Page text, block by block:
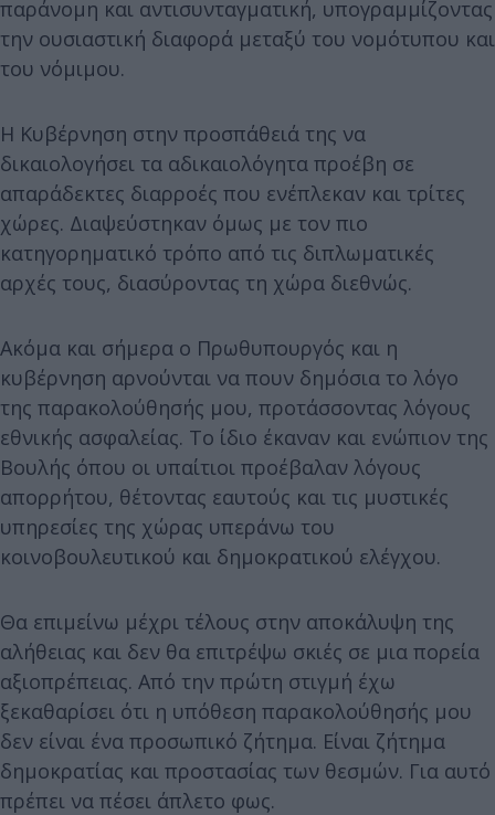
παράνομη και αντισυνταγματική, υπογραμμίζοντας
την ουσιαστική διαφορά μεταξύ του νομότυπου και
του νόμιμου.
Η Κυβέρνηση στην προσπάθειά της να
δικαιολογήσει τα αδικαιολόγητα προέβη σε
απαράδεκτες διαρροές που ενέπλεκαν και τρίτες
χώρες. Διαψεύστηκαν όμως με τον πιο
κατηγορηματικό τρόπο από τις διπλωματικές
αρχές τους, διασύροντας τη χώρα διεθνώς.
Ακόμα και σήμερα ο Πρωθυπουργός και η
κυβέρνηση αρνούνται να πουν δημόσια το λόγο
της παρακολούθησής μου, προτάσσοντας λόγους
εθνικής ασφαλείας. Το ίδιο έκαναν και ενώπιον της
Βουλής όπου οι υπαίτιοι προέβαλαν λόγους
απορρήτου, θέτοντας εαυτούς και τις μυστικές
υπηρεσίες της χώρας υπεράνω του
κοινοβουλευτικού και δημοκρατικού ελέγχου.
Θα επιμείνω μέχρι τέλους στην αποκάλυψη της
αλήθειας και δεν θα επιτρέψω σκιές σε μια πορεία
αξιοπρέπειας. Από την πρώτη στιγμή έχω
ξεκαθαρίσει ότι η υπόθεση παρακολούθησής μου
δεν είναι ένα προσωπικό ζήτημα. Είναι ζήτημα
δημοκρατίας και προστασίας των θεσμών. Για αυτό
πρέπει να πέσει άπλετο φως.